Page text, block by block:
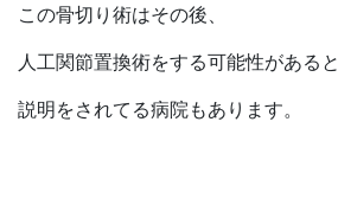
この骨切り術はその後、
人工関節置換術をする可能性があると
説明をされてる病院もあります。